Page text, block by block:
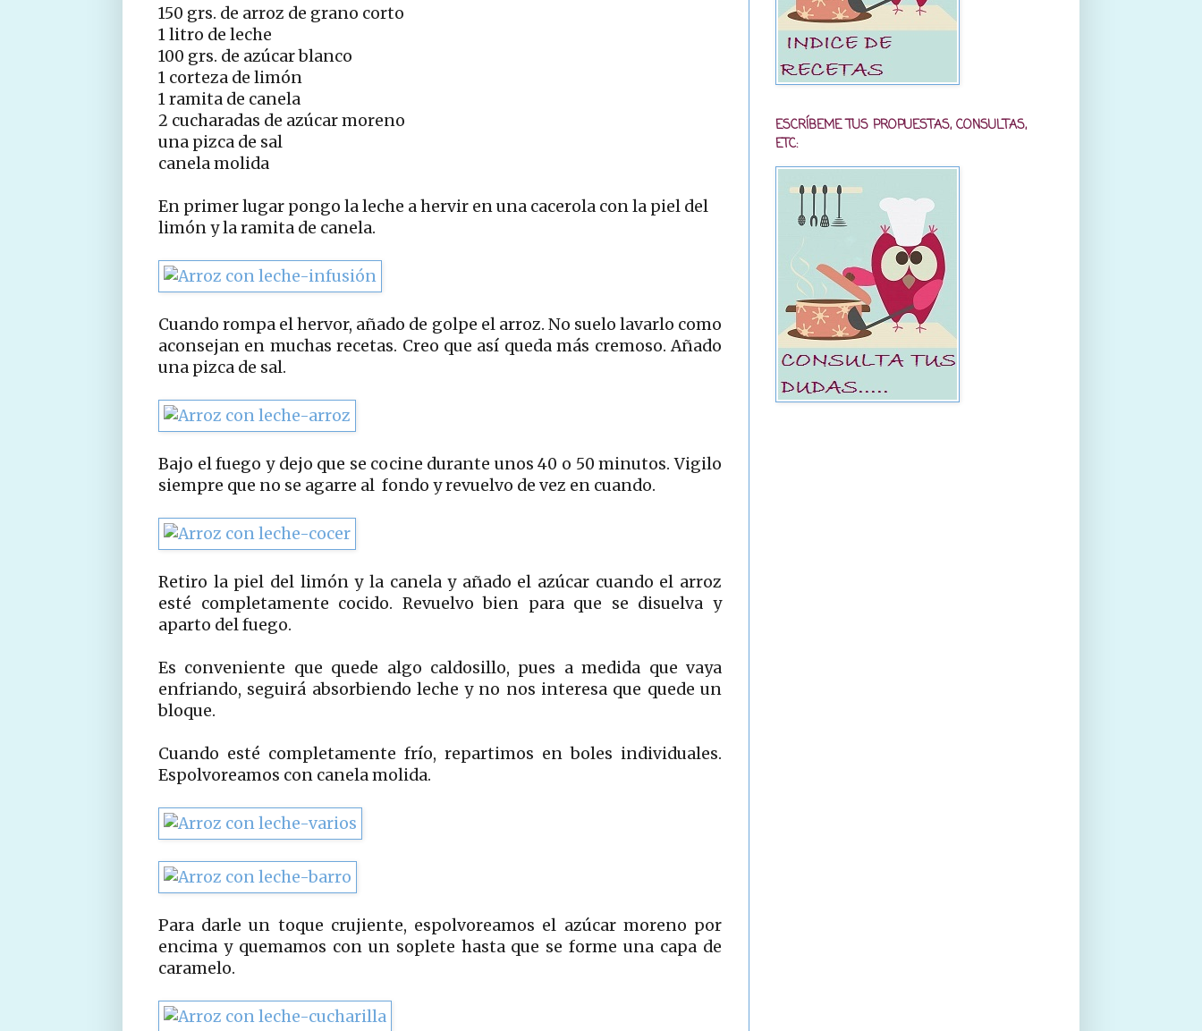
150 grs. de arroz de grano corto
1 litro de leche
100 grs. de azúcar blanco
1 corteza de limón
1 ramita de canela
2 cucharadas de azúcar moreno
una pizca de sal
canela molida
En primer lugar pongo la leche a hervir en una cacerola con la piel del
limón y la ramita de canela.
Cuando rompa el hervor, añado de golpe el arroz. No suelo lavarlo como
aconsejan en muchas recetas. Creo que así queda más cremoso. Añado
una pizca de sal.
Bajo el fuego y dejo que se cocine durante unos 40 o 50 minutos. Vigilo
siempre que no se agarre al fondo y revuelvo de vez en cuando.
Retiro la piel del limón y la canela y añado el azúcar cuando el arroz
esté completamente cocido. Revuelvo bien para que se disuelva y
aparto del fuego.
Es conveniente que quede algo caldosillo, pues a medida que vaya
enfriando, seguirá absorbiendo leche y no nos interesa que quede un
bloque.
Cuando esté completamente frío, repartimos en boles individuales.
Espolvoreamos con canela molida.
Para darle un toque crujiente, espolvoreamos el azúcar moreno por
encima y quemamos con un soplete hasta que se forme una capa de
caramelo.
ESCRÍBEME TUS PROPUESTAS, CONSULTAS,
ETC: